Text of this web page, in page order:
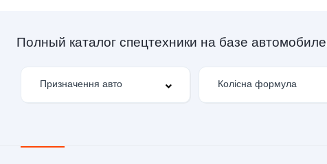
Полный каталог спецтехники на базе